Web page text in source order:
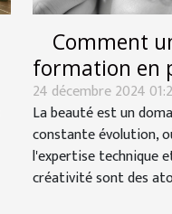
Comment
formation en
de cils
booster
carrière
esthétique
24 décembre 2024
La beauté est un
constante évolution,
l'expertise technique
créativité sont des